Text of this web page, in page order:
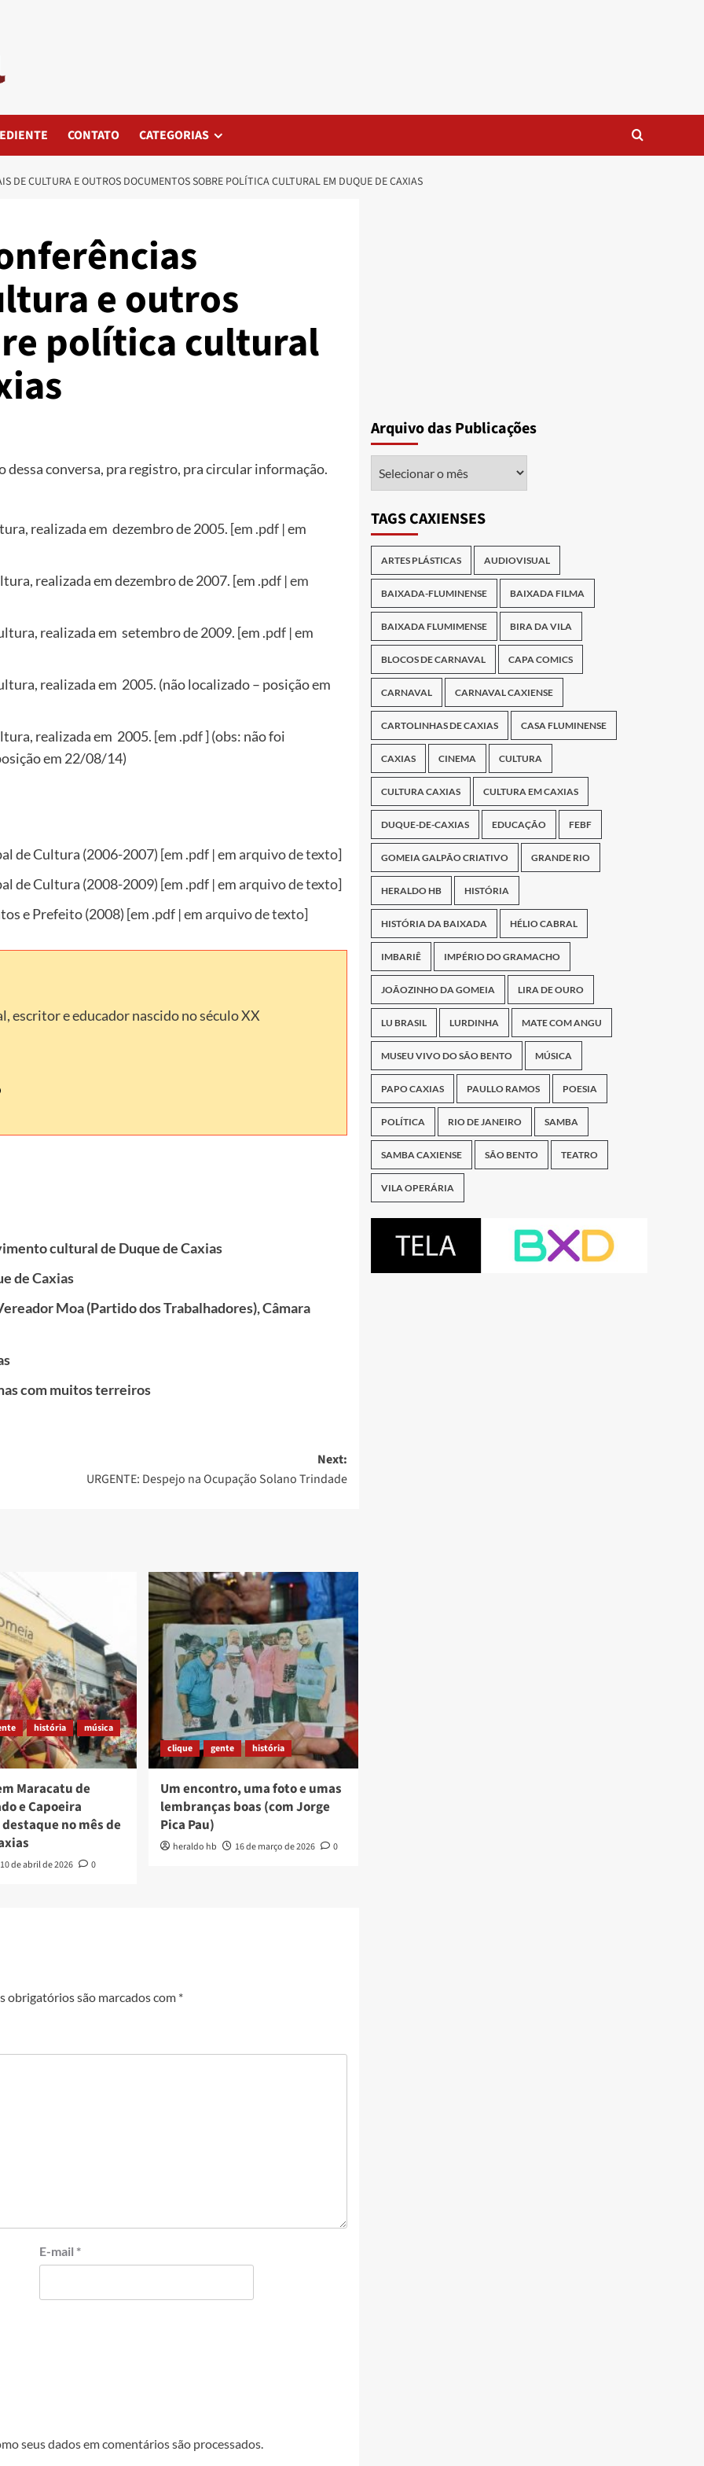
CONTATO CATEGORIAS
DE CULTURA E OUTROS DOCUMENTOS SOBRE POLÍTICA CULTURAL EM DUQUE DE CAXIAS
e outros
política cultural
dessa conversa, pra registro, pra circular informação.
realizada em dezembro de 2005. [em .pdf | em
realizada em dezembro de 2007. [em .pdf |em
realizada em setembro de 2009. [em .pdf | em
realizada em 2005. (não localizado – posição em
realizada em 2005. [em .pdf] (obs: não foi
em 22/08/14)
de Cultura (2006-2007) [em .pdf | em arquivo de texto]
de Cultura (2008-2009) [em .pdf | em arquivo de texto]
e Prefeito (2008) [em .pdf | em arquivo de texto]
escritor e educador nascido no século XX
cultural de Duque de Caxias
de Caxias
Moa (Partido dos Trabalhadores), Câmara
com muitos terreiros
Next:
URGENTE: Despejo na Ocupação Solano Trindade
história
música
Maracatu de
e Capoeira
no mês de
10 de abril de 2026 0
clique gente história
Um encontro, uma foto e umas
lembranças boas (com Jorge
Pica Pau)
heraldo hb 16 de março de 2026 0
obrigatórios são marcados com *
E-mail *
seus dados em comentários são processados.
Arquivo das Publicações
TAGS CAXIENSES
ARTES PLÁSTICAS AUDIOVISUAL
BAIXADA-FLUMINENSE BAIXADA FILMA
BAIXADA FLUMIMENSE BIRA DA VILA
BLOCOS DE CARNAVAL CAPA COMICS
CARNAVAL CARNAVAL CAXIENSE
CARTOLINHAS DE CAXIAS CASA FLUMINENSE
CAXIAS CINEMA CULTURA
CULTURA CAXIAS CULTURA EM CAXIAS
DUQUE-DE-CAXIAS EDUCAÇÃO FEBF
GOMEIA GALPÃO CRIATIVO GRANDE RIO
HERALDO HB HISTÓRIA
HISTÓRIA DA BAIXADA HÉLIO CABRAL
IMBARIÊ IMPÉRIO DO GRAMACHO
JOÃOZINHO DA GOMEIA LIRA DE OURO
LU BRASIL LURDINHA MATE COM ANGU
MUSEU VIVO DO SÃO BENTO MÚSICA
PAPO CAXIAS PAULLO RAMOS POESIA
POLÍTICA RIO DE JANEIRO SAMBA
SAMBA CAXIENSE SÃO BENTO TEATRO
VILA OPERÁRIA